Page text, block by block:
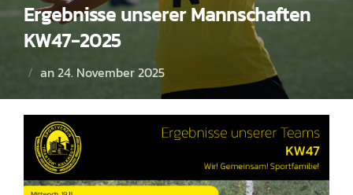
Ergebnisse unserer Mannschaften
KW47-2025
anVeröffentlicht
24. November 2025